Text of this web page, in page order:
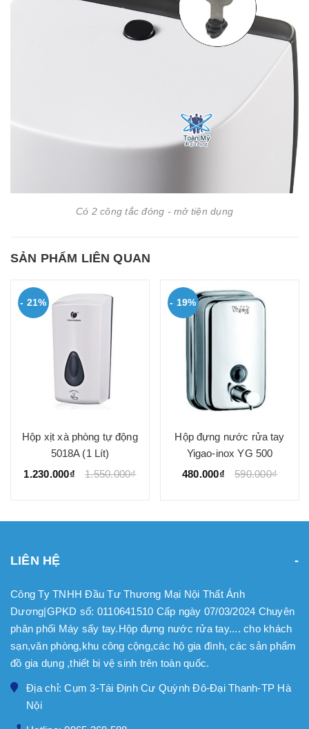
Có 2 công tắc đóng - mở tiện dụng
SẢN PHẨM LIÊN QUAN
- 21%
Hộp xịt xà phòng tự động
5018A (1 Lít)
1.230.000₫
1.550.000₫
- 19%
Hộp đựng nước rửa tay
Yigao-inox YG 500
480.000₫
590.000₫
LIÊN HỆ
Công Ty TNHH Đầu Tư Thương Mại Nội Thất Ánh
Dương|GPKD số: 0110641510 Cấp ngày 07/03/2024 Chuyên
phân phối Máy sấy tay.Hộp đựng nước rửa tay.... cho khách
sạn,văn phòng,khu công cộng,các hộ gia đình, các sản phẩm
đồ gia dụng ,thiết bị vệ sinh trên toàn quốc.
Địa chỉ: Cụm 3-Tái Định Cư Quỳnh Đô-Đại Thanh-TP Hà
Nội